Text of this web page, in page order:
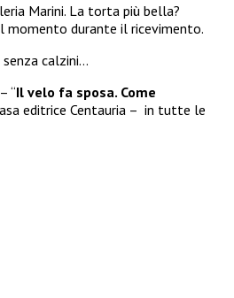
Marini. La torta più bella?
durante il ricevimento.
calzini…
“Il velo fa sposa. Come
editrice Centauria – in tutte le